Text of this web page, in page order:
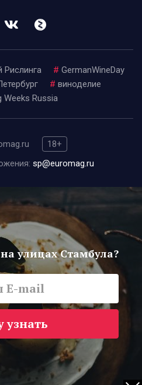
Рислинга # GermanWineDay
# виноделие
Weeks Russia
18+
sp@euromag.ru
улицах Стамбула?
узнать